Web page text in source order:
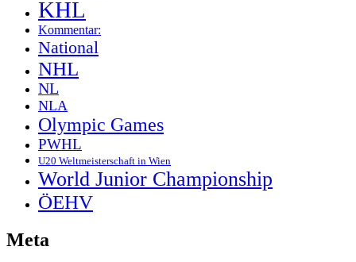
KHL
Kommentar:
National
NHL
NL
NLA
Olympic Games
PWHL
U20 Weltmeisterschaft in Wien
World Junior Championship
ÖEHV
Meta